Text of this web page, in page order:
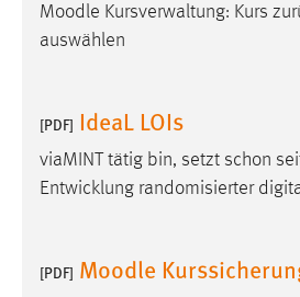
Moodle Kursverwaltung: Kurs
auswählen
[PDF] IdeaL LOIs
viaMINT tätig bin, setzt schon
Entwicklung randomisierter
[PDF] Moodle
Cookie Laufzeit: 3 Monate
EXTERNE MEDIEN
Plattformen anzeigen zu
externen Medien Cookies